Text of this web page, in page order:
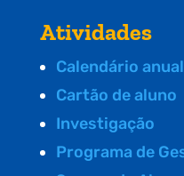
Atividades
Calendário anual
Cartão de aluno
Investigação
Programa de